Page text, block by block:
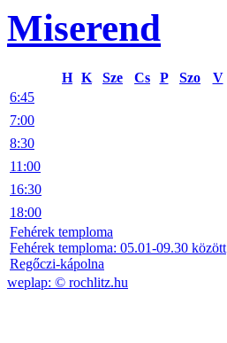
Miserend
H K Sze Cs P Szo
V
6:45
7:00
8:30
11:00
16:30
18:00
Fehérek temploma
Fehérek temploma: 05.01-09.30 között
Regőczi-kápolna
weplap: © rochlitz.hu